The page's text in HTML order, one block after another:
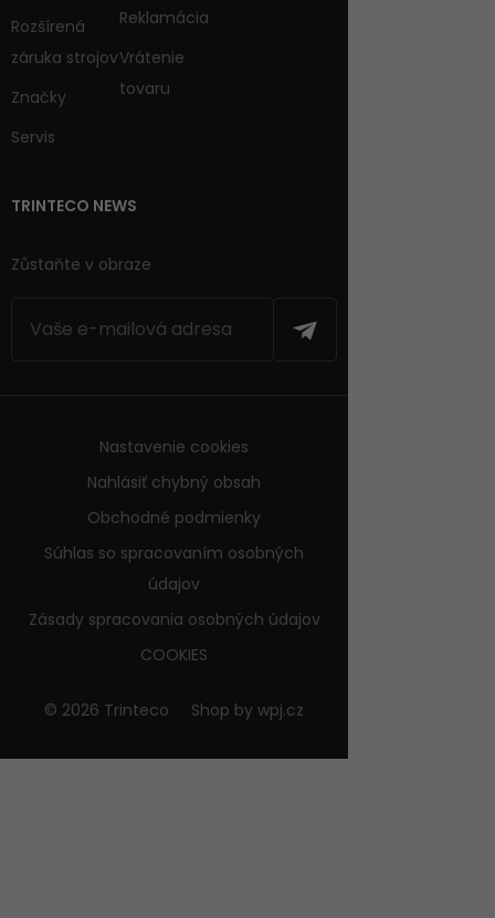
Rozšírená
záruka strojov
Značky
Servis
Reklamácia
Vrátenie
tovaru
TRINTECO NEWS
Zůstaňte v obraze
© 2026 Trinteco
Nastavenie cookies
Nahlásiť chybný obsah
Obchodné podmienky
Súhlas so spracovaním osobných
údajov
Zásady spracovania osobných údajov
COOKIES
Shop by wpj.cz